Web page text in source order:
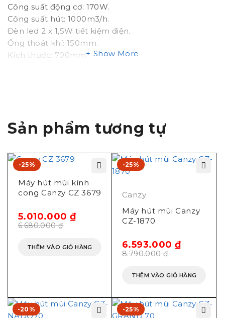
Công suất động cơ: 170W.
Công suất hút: 1000m3/h.
Đèn led 2 x 1,5W tiết kiệm điện.
Ống thoát khí: 150mm.
Kích thước: 700mm
Show More
Sản phẩm tương tự
-25%
Máy hút mùi kính
cong Canzy CZ 3679
6.680.000₫
5.010.000₫
THÊM VÀO GIỎ HÀNG
-25%
Canzy
Máy hút mùi Canzy
CZ-1870
8.790.000₫
6.593.000₫
THÊM VÀO GIỎ HÀNG
-20% -25%